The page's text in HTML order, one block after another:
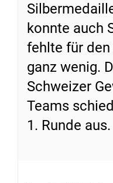
konnte auch
fehlte für den
ganz wenig.
Schweizer
Teams
1. Runde aus.